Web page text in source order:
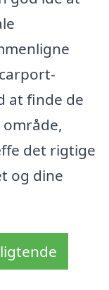
at finde de
det rigtige
og dine